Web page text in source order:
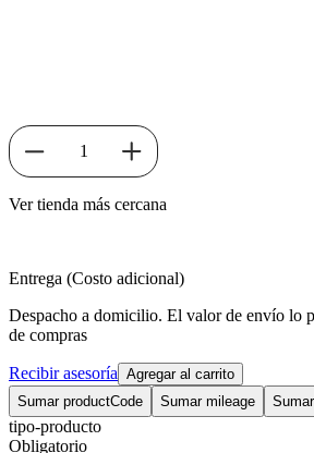
1
Ver tienda más cercana
Entrega (Costo adicional)
Despacho a domicilio. El valor de envío lo
de compras
Recibir asesoría Agregar al carrito
Sumar productCode
Sumar mileage
tipo-producto
Obligatorio